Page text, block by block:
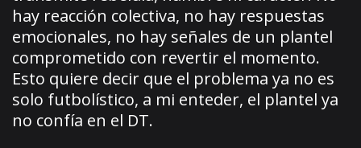
hay reacción colectiva, no hay respuestas
emocionales, no hay señales de un plantel
comprometido con revertir el momento.
Esto quiere decir que el problema ya no es
solo futbolístico, a mi enteder, el plantel ya
no confía en el DT.